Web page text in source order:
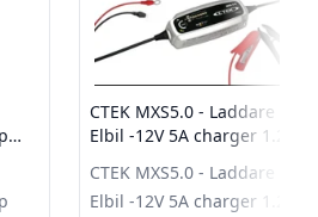
CTEK MXS5.0 - Laddare till
Elbil -12V 5A charger 1.2-
CTEK MXS5.0 - Laddare till
Elbil -12V 5A charger 1.2-